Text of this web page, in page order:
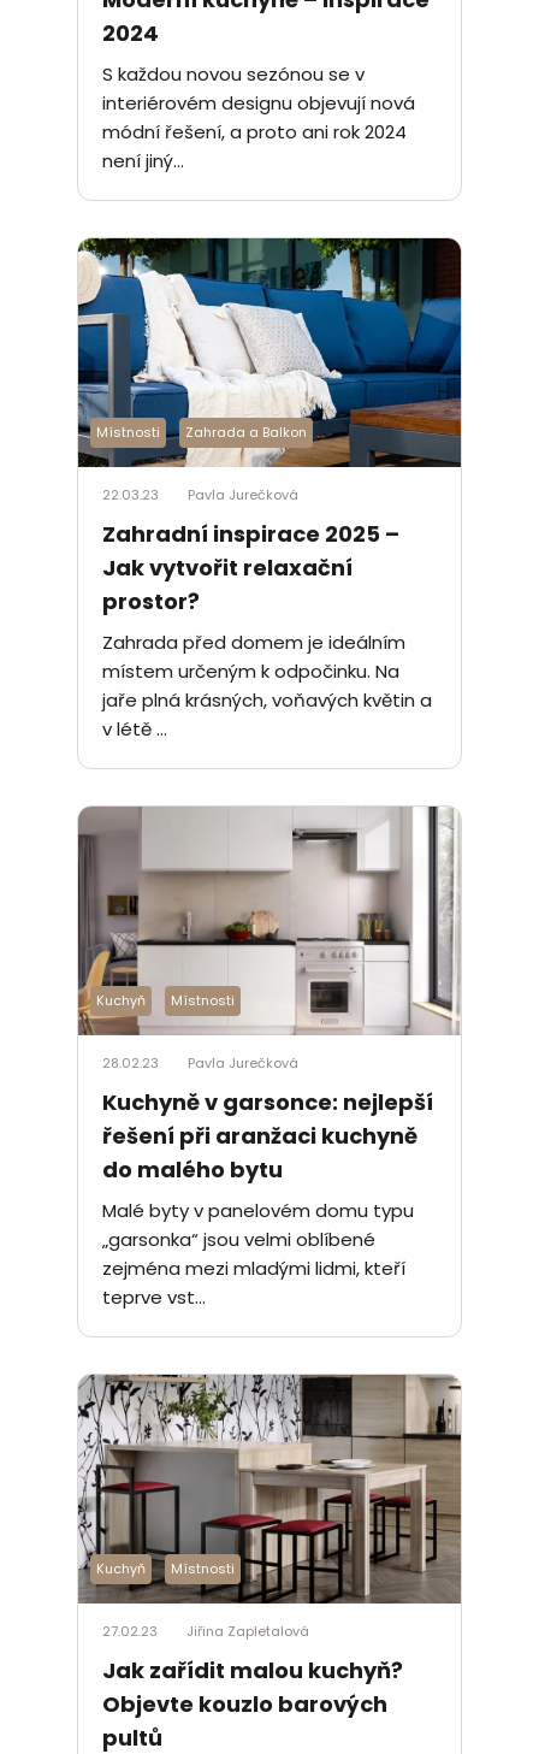
2024
S každou novou sezónou se v
interiérovém designu objevují nová
módní řešení, a proto ani rok 2024
není jiný...
Místnosti Zahrada a Balkon
22.03.23 Pavla Jurečková
Zahradní inspirace 2025 –
Jak vytvořit relaxační
prostor?
Zahrada před domem je ideálním
místem určeným k odpočinku. Na
jaře plná krásných, voňavých květin a
v létě ...
Kuchyň Místnosti
28.02.23 Pavla Jurečková
Kuchyně v garsonce: nejlepší
řešení při aranžaci kuchyně
do malého bytu
Malé byty v panelovém domu typu
„garsonka“ jsou velmi oblíbené
zejména mezi mladými lidmi, kteří
teprve vst...
Kuchyň Místnosti
27.02.23 Jiřina Zapletalová
Jak zařídit malou kuchyň?
Objevte kouzlo barových
pultů